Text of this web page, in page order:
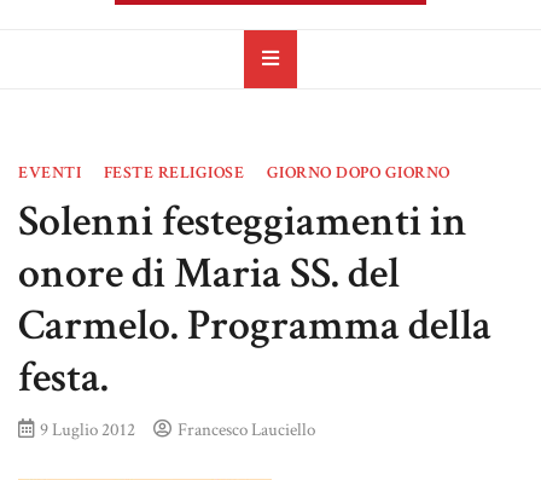
il Sedente
EVENTI FESTE RELIGIOSE GIORNO DOPO GIORNO
Solenni festeggiamenti in
onore di Maria SS. del
Carmelo. Programma della
festa.
9 Luglio 2012 Francesco Lauciello